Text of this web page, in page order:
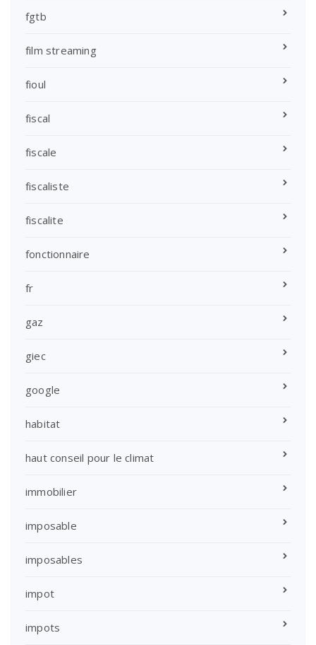
fgtb
film streaming
fioul
fiscal
fiscale
fiscaliste
fiscalite
fonctionnaire
fr
gaz
giec
google
habitat
haut conseil pour le climat
immobilier
imposable
imposables
impot
impots